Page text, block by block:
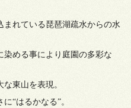
れている琵琶湖疏水からの水
染める事により庭園の多彩な
東山を表現。
“はるかなる”。